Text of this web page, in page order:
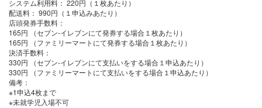
システム利用料： 220円（１枚あたり）
配送料： 990円（１申込みあたり）
店頭発券手数料 ：
165円 （セブン-イレブンにて発券する場合１枚あたり）
165円 （ファミリーマートにて発券する場合１枚あたり）
決済手数料 ：
330円 （セブン-イレブンにて支払いをする場合１申込あたり）
330円 （ファミリーマートにて支払いをする場合１申込あたり）
備考：
※1申込4枚まで
※未就学児入場不可